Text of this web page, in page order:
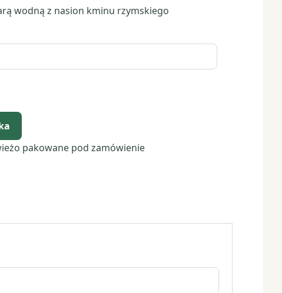
wodną z nasion kminu rzymskiego
pakowane pod zamówienie